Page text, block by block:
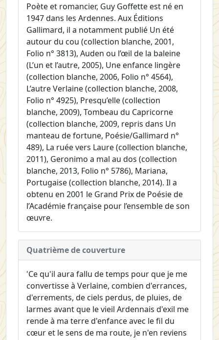
Poète et romancier, Guy Goffette est né en
1947 dans les Ardennes. Aux Éditions
Gallimard, il a notamment publié Un été
autour du cou (collection blanche, 2001,
Folio n° 3813), Auden ou l’œil de la baleine
(L’un et l’autre, 2005), Une enfance lingère
(collection blanche, 2006, Folio n° 4564),
L’autre Verlaine (collection blanche, 2008,
Folio n° 4925), Presqu’elle (collection
blanche, 2009), Tombeau du Capricorne
(collection blanche, 2009, repris dans Un
manteau de fortune, Poésie/Gallimard n°
489), La ruée vers Laure (collection blanche,
2011), Geronimo a mal au dos (collection
blanche, 2013, Folio n° 5786), Mariana,
Portugaise (collection blanche, 2014). Il a
obtenu en 2001 le Grand Prix de Poésie de
l’Académie française pour l’ensemble de son
œuvre.
Quatrième de couverture
'Ce qu'il aura fallu de temps pour que je me
convertisse à Verlaine, combien d'errances,
d'errements, de ciels perdus, de pluies, de
larmes avant que le vieil Ardennais d'exil me
rende à ma terre d'enfance avec le fil du
cœur et le sens de ma route, je n'en reviens